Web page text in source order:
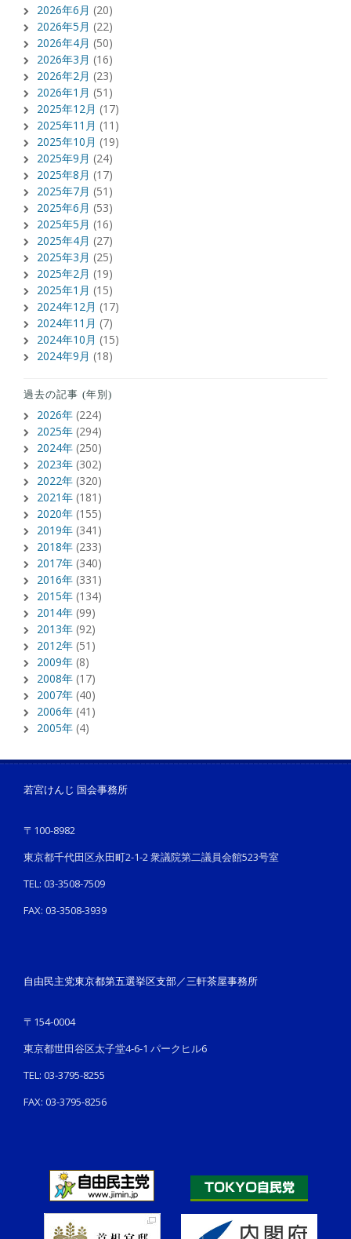
2026年6月 (20)
2026年5月 (22)
2026年4月 (50)
2026年3月 (16)
2026年2月 (23)
2026年1月 (51)
2025年12月 (17)
2025年11月 (11)
2025年10月 (19)
2025年9月 (24)
2025年8月 (17)
2025年7月 (51)
2025年6月 (53)
2025年5月 (16)
2025年4月 (27)
2025年3月 (25)
2025年2月 (19)
2025年1月 (15)
2024年12月 (17)
2024年11月 (7)
2024年10月 (15)
2024年9月 (18)
過去の記事 (年別)
2026年 (224)
2025年 (294)
2024年 (250)
2023年 (302)
2022年 (320)
2021年 (181)
2020年 (155)
2019年 (341)
2018年 (233)
2017年 (340)
2016年 (331)
2015年 (134)
2014年 (99)
2013年 (92)
2012年 (51)
2009年 (8)
2008年 (17)
2007年 (40)
2006年 (41)
2005年 (4)
若宮けんじ 国会事務所
〒100-8982
東京都千代田区永田町2-1-2 衆議院第二議員会館523号室
TEL: 03-3508-7509
FAX: 03-3508-3939
自由民主党東京都第五選挙区支部／三軒茶屋事務所
〒154-0004
東京都世田谷区太子堂4-6-1 パークヒル6
TEL: 03-3795-8255
FAX: 03-3795-8256